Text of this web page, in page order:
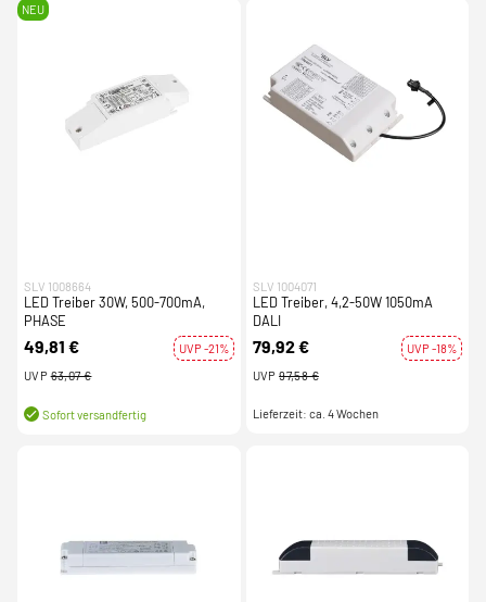
NEU
SLV 1008664
LED Treiber 30W, 500-700mA,
PHASE
49,81 €
UVP -21%
UVP 63,07 €
Sofort versandfertig
SLV 1004071
LED Treiber, 4,2-50W 1050mA
DALI
79,92 €
UVP -18%
UVP 97,58 €
Lieferzeit: ca. 4 Wochen